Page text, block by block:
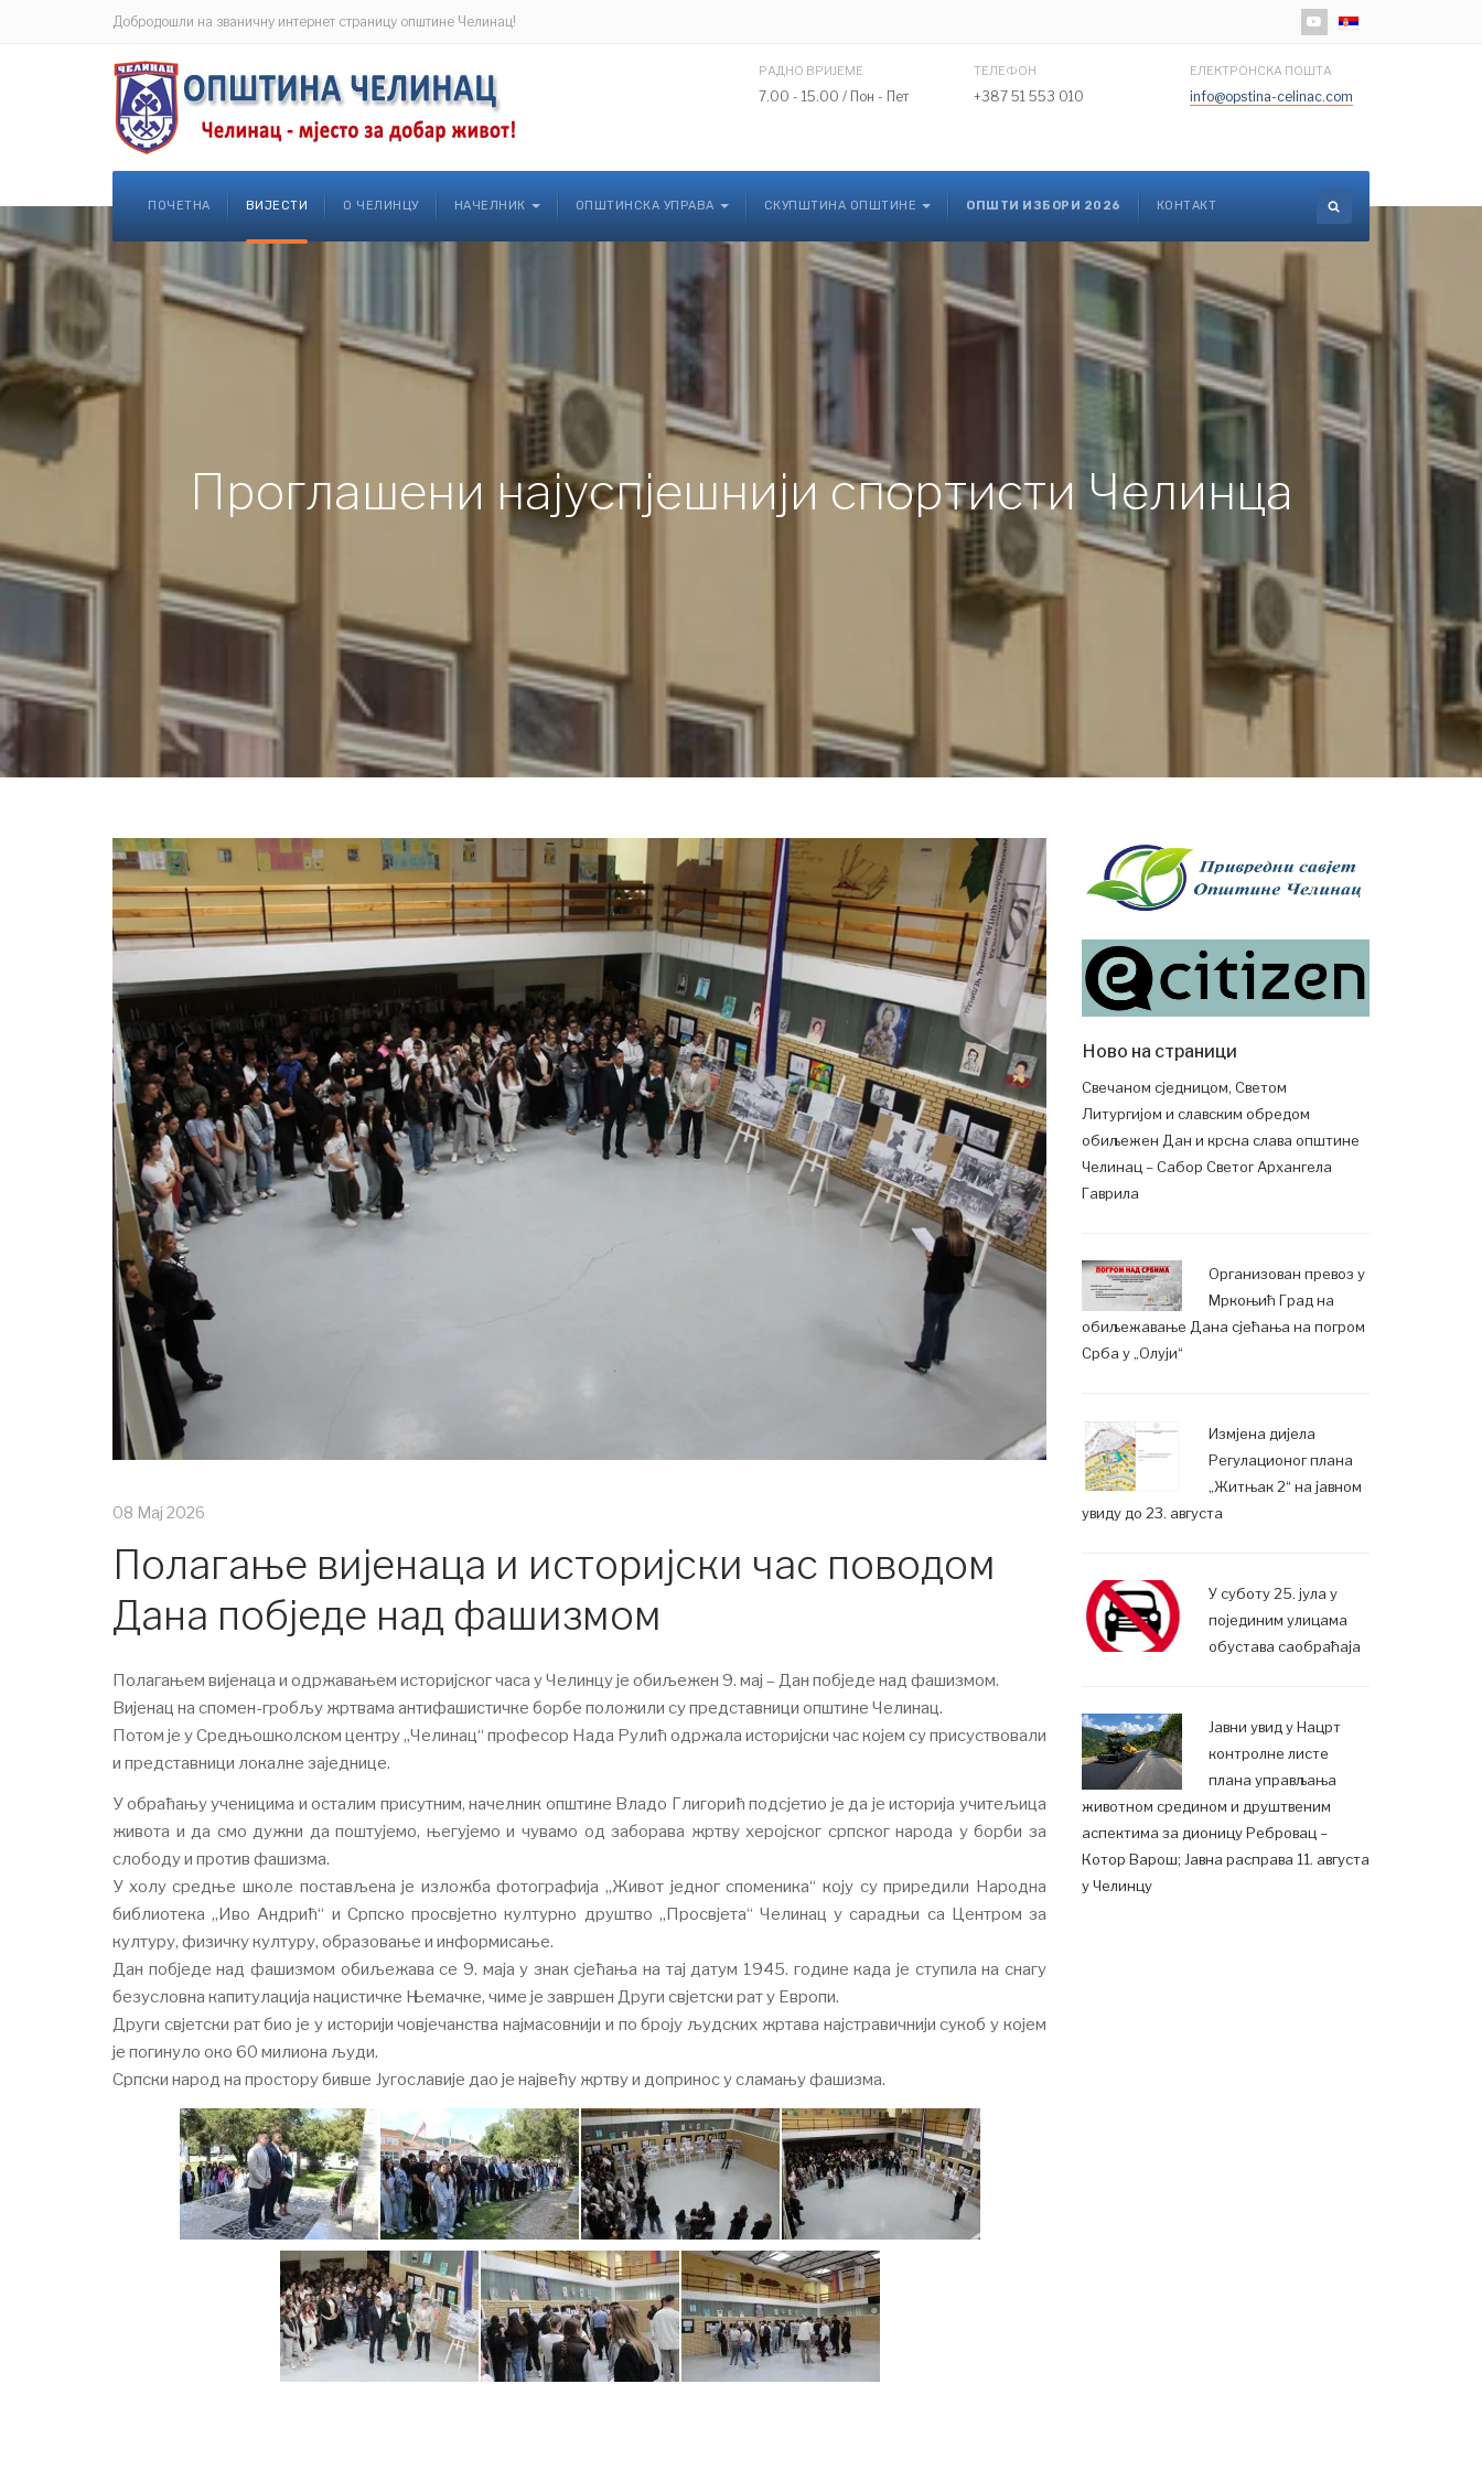
Добродошли на званичну интернет страницу општине Челинац! Изаберите ваш језик
РАДНО ВРИЈЕМЕ
7.00 - 15.00 / Пон - Пет
ТЕЛЕФОН
+387 51 553 010
ЕЛЕКТРОНСКА ПОШТА
info@opstina-celinac.com
ПОЧЕТНА ВИЈЕСТИ О ЧЕЛИНЦУ НАЧЕЛНИК ОПШТИНСКА УПРАВА СКУПШТИНА ОПШТИНЕ ОПШТИ ИЗБОРИ 2026 КОНТАКТ
Проглашени најуспјешнији спортисти Челинца
08 Мај 2026
Полагање вијенаца и историјски час поводом
Дана побједе над фашизмом
Полагањем вијенаца и одржавањем историјскoг часа у Челинцу је обиљежен 9. мај – Дан побједе над фашизмом.
Вијенац на спомен-гробљу жртвама антифашистичке борбе положили су представници општине Челинац.
Потом је у Средњошколском центру „Челинац“ професор Нада Рулић одржала историјски час којем су присуствовали
и представници локалне заједнице.
У обраћању ученицима и осталим присутним, начелник општине Владо Глигорић подсјетио је да је историја учитељица
живота и да смо дужни да поштујемо, његујемо и чувамо од заборава жртву херојског српског народа у борби за
слободу и против фашизма.
У холу средње школе постављена је изложба фотографија „Живот једног споменика“ коју су приредили Народна
библиотека „Иво Андрић“ и Српско просвјетно културно друштво „Просвјета“ Челинац у сарадњи са Центром за
културу, физичку културу, образовање и информисање.
Дан побједе над фашизмом обиљежава се 9. маја у знак сјећања на тај датум 1945. године када је ступила на снагу
безусловна капитулација нацистичке Њемачке, чиме је завршен Други свјетски рат у Европи.
Други свјетски рат био је у историји човјечанства најмасовнији и по броју људских жртава најстравичнији сукоб у којем
је погинуло око 60 милиона људи.
Српски народ на простору бивше Југославије дао је највећу жртву и допринос у сламању фашизма.
Ново на страници
Свечаном сједницом, Светом
Литургијом и славским обредом
обиљежен Дан и крсна слава општине
Челинац – Сабор Светог Архангела
Гаврила
Организован превоз у
Мркоњић Град на
обиљежавање Дана сјећања на погром
Срба у „Олуји“
Измјена дијела
Регулационог плана
„Житњак 2“ на јавном
увиду до 23. августа
У суботу 25. јула у
појединим улицама
обустава саобраћаја
Јавни увид у Нацрт
контролне листе
плана управљања
животном средином и друштвеним
аспектима за дионицу Ребровац –
Котор Варош; Јавна расправа 11. августа
у Челинцу